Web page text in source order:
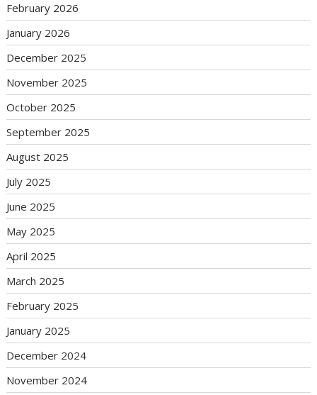
February 2026
January 2026
December 2025
November 2025
October 2025
September 2025
August 2025
July 2025
June 2025
May 2025
April 2025
March 2025
February 2025
January 2025
December 2024
November 2024